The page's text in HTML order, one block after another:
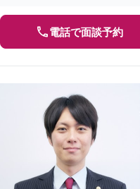
電話で面談予約